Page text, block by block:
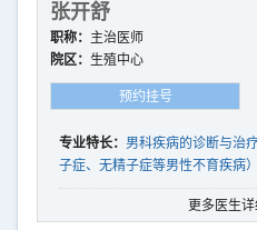
张开舒
职称： 主治医师
院区： 生殖中心
预约挂号
专业特长： 男科疾病的诊断与治
子症、无精子症等男性不育疾病
性功能障碍、前列腺疾病等有着
更多医生